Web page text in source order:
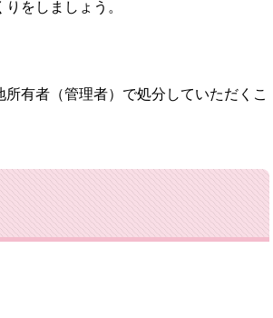
をしましょう。
有者（管理者）で処分していただくこ